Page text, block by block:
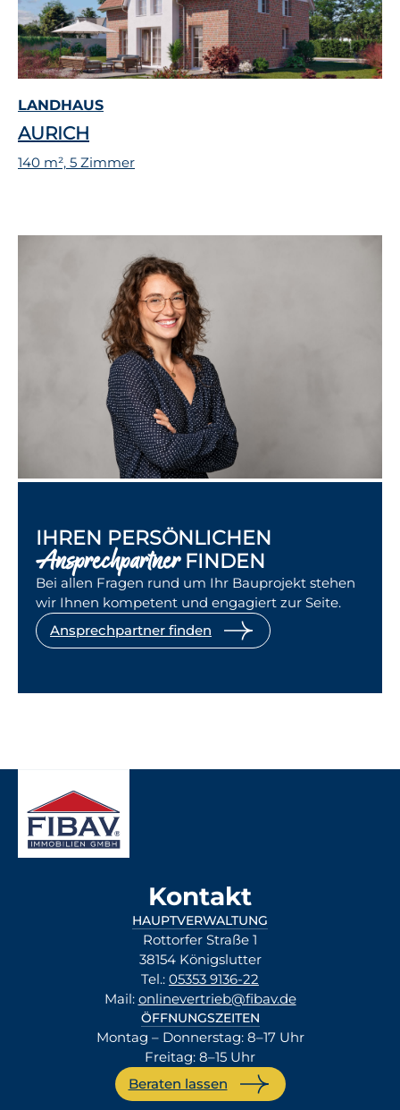
LANDHAUS
AURICH
140 m², 5 Zimmer
IHREN PERSÖNLICHEN
AnsprechpartnerFINDEN
Bei allen Fragen rund um Ihr Bauprojekt stehen
wir Ihnen kompetent und engagiert zur Seite.
Ansprechpartner finden
Kontakt
HAUPTVERWALTUNG
Rottorfer Straße 1
38154 Königslutter
Tel.: 05353 9136-22
Mail: onlinevertrieb@fibav.de
ÖFFNUNGSZEITEN
Montag – Donnerstag: 8–17 Uhr
Freitag: 8–15 Uhr
Beraten lassen